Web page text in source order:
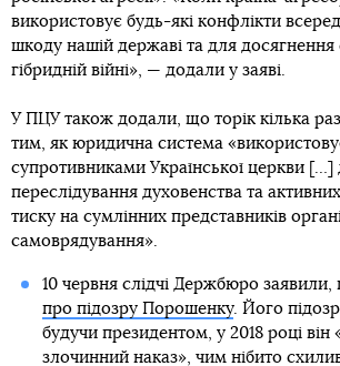
використовує будь-які конфлікти
шкоду нашій державі та для досягнення
гібридній війні», — додали у заяві.
У ПЦУ також додали, що торік кілька
тим, як юридична система
супротивниками Української церкви […]
переслідування духовенства та
тиску на сумлінних представників
самоврядування».
10 червня слідчі Держбюро
про підозру Порошенку. Його
будучи президентом, у 2018 році він
злочинний наказ», чим нібито